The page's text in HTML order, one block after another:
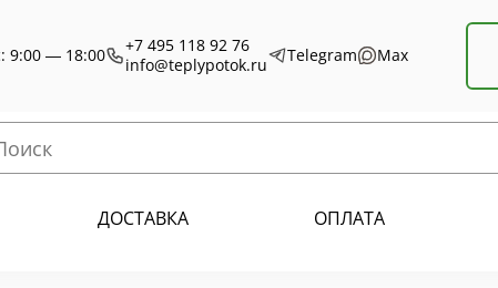
9:00 — 18:00
+7 495 118 92 76
info@teplypotok.ru
Telegram Max
ДОСТАВКА ОПЛАТА